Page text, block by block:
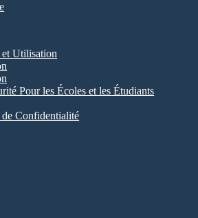
Utilisation
Pour les Écoles et les Étudiants
Confidentialité